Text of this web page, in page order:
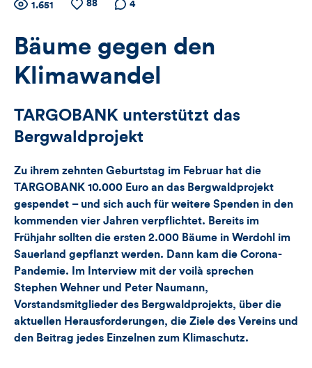
Zähler
für
Views,
und
dieses
Artikels
Anzahl
1.651
Anzahl
88
Anzahl der
4
Bäume gegen den
Klimawandel
TARGOBANK unterstützt das
Bergwaldprojekt
Zu ihrem zehnten Geburtstag im Februar hat die
TARGOBANK 10.000 Euro an das Bergwaldprojekt
gespendet – und sich auch für weitere Spenden in den
kommenden vier Jahren verpflichtet. Bereits im
Frühjahr sollten die ersten 2.000 Bäume in Werdohl im
Sauerland gepflanzt werden. Dann kam die Corona-
Pandemie. Im Interview mit der voilà sprechen
Stephen Wehner und Peter Naumann,
Vorstandsmitglieder des Bergwaldprojekts, über die
aktuellen Herausforderungen, die Ziele des Vereins und
den Beitrag jedes Einzelnen zum Klimaschutz.